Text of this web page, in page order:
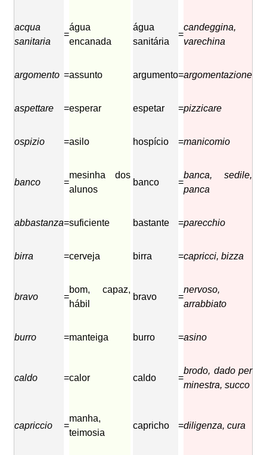
acqua
sanitaria
=
água
encanada
água
sanitária
=
candeggina,
varechina
argomento =assunto argumento=argomentazione
aspettare =esperar espetar =pizzicare
ospizio =asilo hospício =manicomio
banco =
mesinha dos
alunos
banco =
banca, sedile,
panca
abbastanza=suficiente bastante =parecchio
birra =cerveja birra =capricci, bizza
bravo =
bom, capaz,
hábil
bravo =
nervoso,
arrabbiato
burro =manteiga burro =asino
caldo =calor caldo =
brodo, dado per
minestra, succo
capriccio =
manha,
teimosia
capricho =diligenza, cura